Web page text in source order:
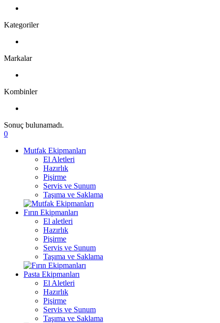
Kategoriler
Markalar
Kombinler
Sonuç bulunamadı.
0
Mutfak Ekipmanları
El Aletleri
Hazırlık
Pişirme
Servis ve Sunum
Taşıma ve Saklama
Fırın Ekipmanları
El aletleri
Hazırlık
Pişirme
Servis ve Sunum
Taşıma ve Saklama
Pasta Ekipmanları
El Aletleri
Hazırlık
Pişirme
Servis ve Sunum
Taşıma ve Saklama